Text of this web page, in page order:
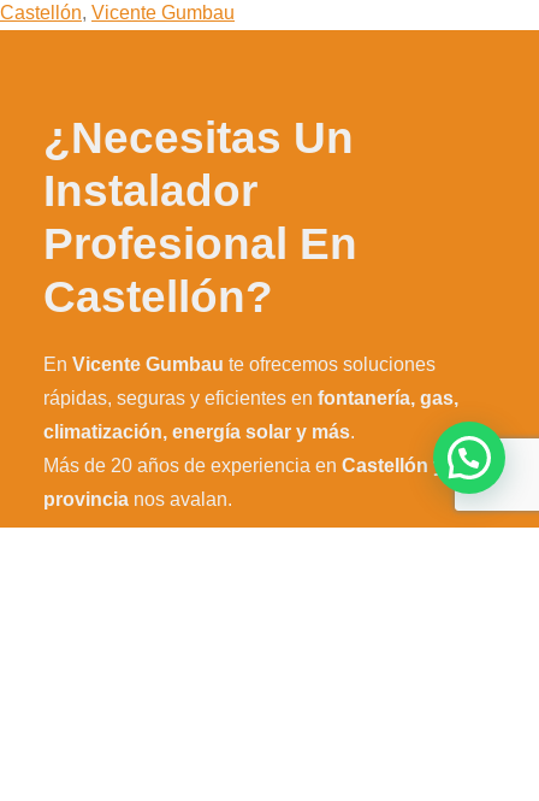
Castellón, Vicente Gumbau
¿Necesitas Un
Instalador
Profesional En
Castellón?
En Vicente Gumbau te ofrecemos soluciones
rápidas, seguras y eficientes en fontanería, gas,
climatización, energía solar y más.
Más de 20 años de experiencia en Castellón y
provincia nos avalan.